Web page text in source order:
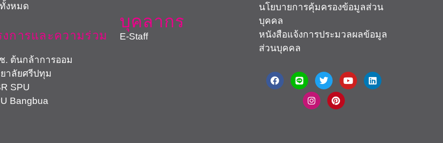
งหมด
การและความร่วม
นกล้าการออม
าลัยศรีปทุม
SPU
Bangbua
บุคลากร
E-Staff
นโยบายการคุ้มครองข้อมูลส่วน
บุคคล
หนังสือแจ้งการประมวลผลข้อมูล
ส่วนบุคคล